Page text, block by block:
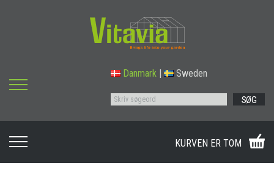
Danmark Sweden
SØG
KURVEN ER TOM